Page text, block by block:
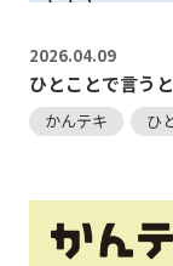
2026.04.09
ひとことで言う
かんテキ ひ